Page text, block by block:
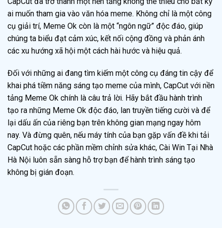
ai muốn tham gia vào văn hóa meme. Không chỉ là một công
cụ giải trí, Meme Ok còn là một “ngôn ngữ” độc đáo, giúp
chúng ta biểu đạt cảm xúc, kết nối cộng đồng và phản ánh
các xu hướng xã hội một cách hài hước và hiệu quả.
Đối với những ai đang tìm kiếm một công cụ đáng tin cậy để
khai phá tiềm năng sáng tạo meme của mình, CapCut với nền
tảng Meme Ok chính là câu trả lời. Hãy bắt đầu hành trình
tạo ra những Meme Ok độc đáo, lan truyền tiếng cười và để
lại dấu ấn của riêng bạn trên không gian mạng ngay hôm
nay. Và đừng quên, nếu máy tính của bạn gặp vấn đề khi tải
CapCut hoặc các phần mềm chỉnh sửa khác, Cài Win Tại Nhà
Hà Nội luôn sẵn sàng hỗ trợ bạn để hành trình sáng tạo
không bị gián đoạn.